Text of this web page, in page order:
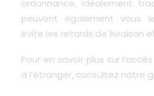
ordonnance, idéalement
peuvent également vous
évite les retards de livraison
Pour en savoir plus sur
à l’étranger, consultez notre